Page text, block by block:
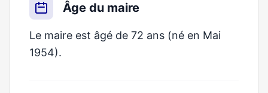
Âge du maire
Le maire est âgé de 72 ans (né en Mai
1954).